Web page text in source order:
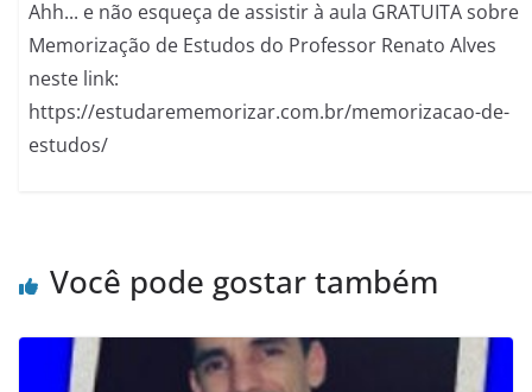
Ahh... e não esqueça de assistir à aula GRATUITA sobre
Memorização de Estudos do Professor Renato Alves
neste link:
https://estudarememorizar.com.br/memorizacao-de-
estudos/
Você pode gostar também